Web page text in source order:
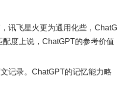
讯飞星火更为通用化些，ChatG
配度上说，ChatGPT的参考价值
记录。ChatGPT的记忆能力略